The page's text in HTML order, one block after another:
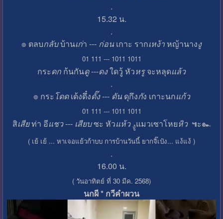
.
15.32 น.
.
๏ ตลบกลับบ้านเก่า --- ก่อน เกาะ รากเหง้า หญ้านางงู
01 111 --- 1011 1011
กระดก ก้นกันดู---ดงใดวู้ หัวหรูจะหลุดแล้ว
.
๏ กระ โดดเด้งดึ๋งดั๊ง--- ดัน ดุกึงกัง เกาะนกแก้ว
01 111 --- 1011 1011
สิเสียท่า อีแชว--- เสียบซะ หัวแห้ว งูแมวเซาโหยหิว๚ะ๛
( เย้ เย้ ... หาเจอแย้วก้าบบ การบ้านวันนี้ ยากจิ๊เป๋ง... แง้แง้ )
.
16.00 น.
( วันอาทิตย์ ที่ 30 มีค. 2568)
นกผี * กวีคำผวน